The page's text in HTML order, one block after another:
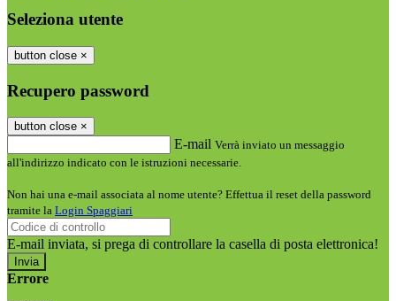
Seleziona utente
button close ×
Recupero password
button close ×
E-mail Verrà inviato un messaggio
all'indirizzo indicato con le istruzioni necessarie.
Non hai una e-mail associata al nome utente? Effettua il reset della password
tramite la Login Spaggiari
E-mail inviata, si prega di controllare la casella di posta elettronica!
Errore